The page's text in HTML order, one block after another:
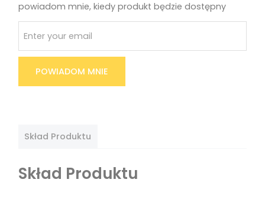
powiadom mnie, kiedy produkt będzie dostępny
POWIADOM MNIE
Skład Produktu
Skład Produktu